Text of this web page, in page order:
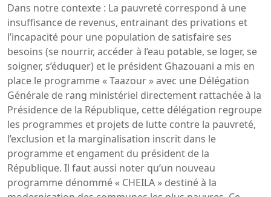
Dans notre contexte : La pauvreté correspond à une
insuffisance de revenus, entrainant des privations et
l’incapacité pour une population de satisfaire ses
besoins (se nourrir, accéder à l’eau potable, se loger, se
soigner, s’éduquer) et le président Ghazouani a mis en
place le programme « Taazour » avec une Délégation
Générale de rang ministériel directement rattachée à la
Présidence de la République, cette délégation regroupe
les programmes et projets de lutte contre la pauvreté,
l’exclusion et la marginalisation inscrit dans le
programme et engament du président de la
République. Il faut aussi noter qu’un nouveau
programme dénommé « CHEILA » destiné à la